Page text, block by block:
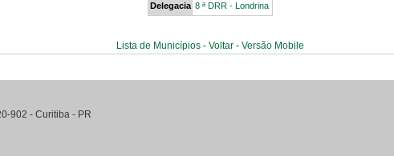
Delegacia 8 ª DRR - Londrina
Lista de Municípios - Voltar - Versão Mobile
902 - Curitiba - PR